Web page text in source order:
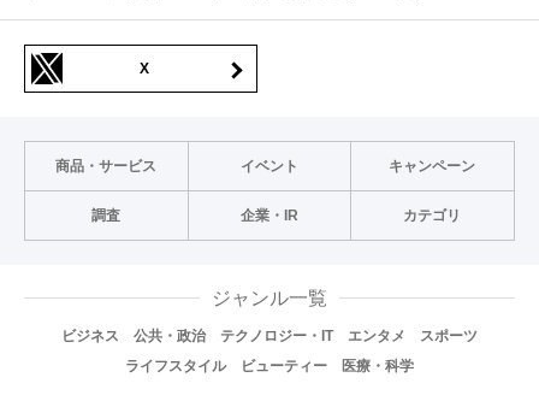
X
商品・サービス イベント キャンペーン
調査 企業・IR カテゴリ
ジャンル一覧
ビジネス 公共・政治 テクノロジー・IT エンタメ
スポーツ
ライフスタイル
ビューティー 医療・科学